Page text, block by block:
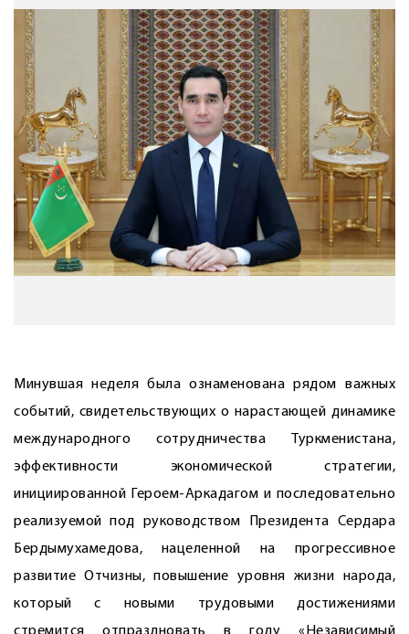
Минувшая неделя была ознаменована рядом важных
событий, свидетельствующих о нарастающей динамике
международного сотрудничества Туркменистана,
эффективности экономической стратегии,
инициированной Героем-Аркадагом и последовательно
реализуемой под руководством Президента Сердара
Бердымухамедова, нацеленной на прогрессивное
развитие Отчизны, повышение уровня жизни народа,
который с новыми трудовыми достижениями